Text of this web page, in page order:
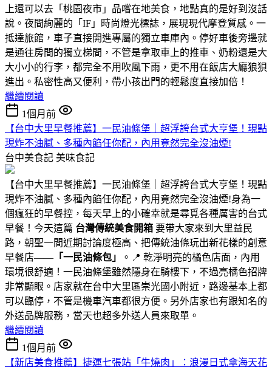
上還可以去「桃園夜市」品嚐在地美食，地點真的是好到沒話
說。夜間絢麗的「IF」時尚燈光標誌，展現現代摩登質感。一
抵達旅館，車子直接開進專屬的獨立車庫內。停好車後旁邊就
是通往房間的獨立梯間，不管是拿取車上的推車、奶粉還是大
大小小的行李，都完全不用吹風下雨，更不用在飯店大廳狼狽
進出。私密性高又便利，帶小孩出門的輕鬆度直接加倍！
繼續閱讀
1個月前
【台中大里早餐推薦】一民油條堡｜超浮誇台式大亨堡！現點
現炸不油膩、多種內餡任你配，內用竟然完全沒油煙!
台中美食記 美味食記
【台中大里早餐推薦】一民油條堡｜超浮誇台式大亨堡！現點
現炸不油膩、多種內餡任你配，內用竟然完全沒油煙!身為一
個瘋狂的早餐控，每天早上的小確幸就是尋覓各種厲害的台式
早餐！今天這篇 台灣傳統美食開箱 要帶大家來到大里益民
路，朝聖一間近期討論度極高、把傳統油條玩出新花樣的創意
早餐店—— 「一民油條包」
。📍 乾淨明亮的橘色店面，內用
環境很舒適！一民油條堡雖然隱身在騎樓下，不過亮橘色招牌
非常顯眼。店家就在台中大里區崇光國小附近，路邊基本上都
可以臨停，不管是機車汽車都很方便。另外店家也有跟知名的
外送品牌服務，當天也超多外送人員來取單。
繼續閱讀
1個月前
【新店美食推薦】捷運七張站「牛燒肉」：浪漫日式傘海天花